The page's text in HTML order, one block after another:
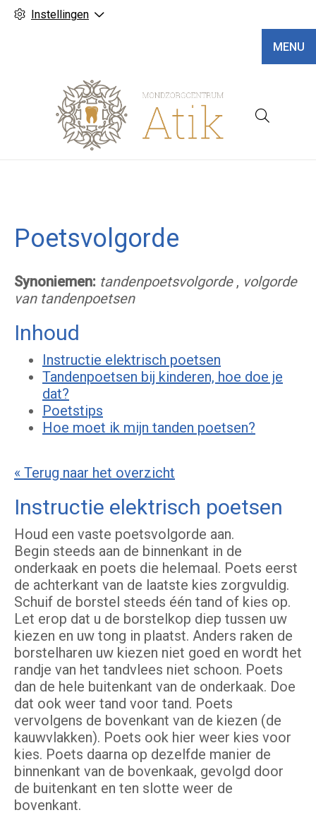
Instellingen
MENU
Poetsvolgorde
Synoniemen: tandenpoetsvolgorde, volgorde
van tandenpoetsen
Inhoud
Instructie elektrisch poetsen
Tandenpoetsen bij kinderen, hoe doe je
dat?
Poetstips
Hoe moet ik mijn tanden poetsen?
« Terug naar het overzicht
Instructie elektrisch poetsen
Houd een vaste poetsvolgorde aan.
Begin steeds aan de binnenkant in de
onderkaak en poets die helemaal. Poets eerst
de achterkant van de laatste kies zorgvuldig.
Schuif de borstel steeds één tand of kies op.
Let erop dat u de borstelkop diep tussen uw
kiezen en uw tong in plaatst. Anders raken de
borstelharen uw kiezen niet goed en wordt het
randje van het tandvlees niet schoon. Poets
dan de hele buitenkant van de onderkaak. Doe
dat ook weer tand voor tand. Poets
vervolgens de bovenkant van de kiezen (de
kauwvlakken). Poets ook hier weer kies voor
kies. Poets daarna op dezelfde manier de
binnenkant van de bovenkaak, gevolgd door
de buitenkant en ten slotte weer de
bovenkant.